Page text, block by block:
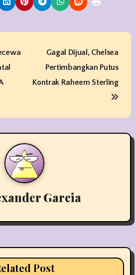
Gagal Dijual, Chelsea
Pertimbangkan Putus
Kontrak Raheem Sterling
Garcia
Post